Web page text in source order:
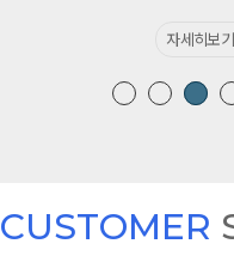
자세히보
CUSTOMER